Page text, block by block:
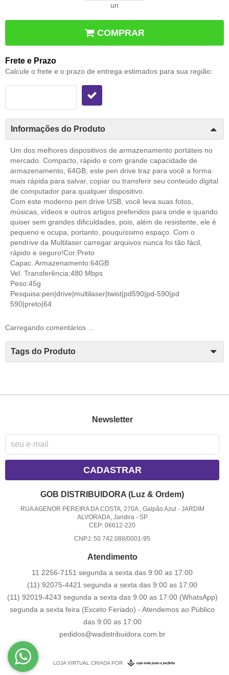
un
COMPRAR
Frete e Prazo
Calcule o frete e o prazo de entrega estimados para sua região:
Informações do Produto
Um dos melhores dispositivos de armazenamento portáteis no
mercado. Compacto, rápido e com grande capacidade de
armazenamento, 64GB, este pen drive traz para você a forma
mais rápida para salvar, copiar ou transferir seu conteúdo digital
de computador para qualquer dispositivo.
Com este moderno pen drive USB, você leva suas fotos,
músicas, vídeos e outros artigos preferidos para onde e quando
quiser sem grandes dificuldades, pois, além de resistente, ele é
pequeno e ocupa, portanto, pouquíssimo espaço. Com o
pendrive da Multilaser carregar arquivos nunca foi tão fácil,
rápido e seguro!Cor:Preto
Capac. Armazenamento:64GB
Vel. Transferência:480 Mbps
Peso:45g
Pesquisa:pen|drive|multilaser|twist|pd590|pd-590|pd
590|preto|64
Carregando comentários ...
Tags do Produto
Newsletter
CADASTRAR
GOB DISTRIBUIDORA (Luz & Ordem)
RUA AGENOR PEREIRA DA COSTA, 270A , Galpão Azul - JARDIM
ALVORADA, Jandira- SP
CEP: 06612-220
CNPJ: 50.742.088/0001-95
Atendimento
11 2256-7151 segunda a sexta das 9:00 as 17:00
(11) 92075-4421 segunda a sexta das 9:00 as 17:00
(11) 92019-4243 segunda a sexta das 9:00 as 17:00 (WhatsApp)
segunda a sexta feira (Exceto Feriado) - Atendemos ao Público
das 9:00 as 17:00
pedidos@wadistribuidora.com.br
LOJA VIRTUAL CRIADA POR